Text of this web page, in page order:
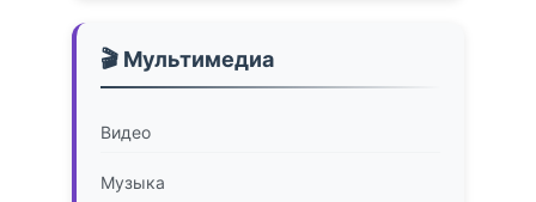
🎬 Мультимедиа
Видео
Музыка